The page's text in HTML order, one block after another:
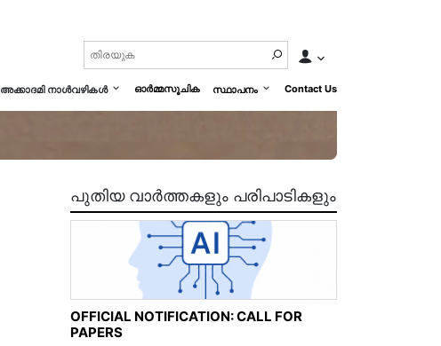
അക്കാദമി നാൾവഴികൾ ഓർമ്മസൂചിക സ്ഥാപനം Contact Us
പുതിയ വാർത്തകളും പരിപാടികളും
OFFICIAL NOTIFICATION: CALL FOR
PAPERS